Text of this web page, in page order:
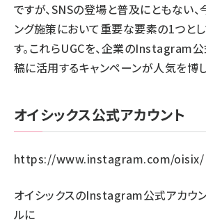
ですが、SNSの登場と普及にともない
ング施策において重要な要素の1つと
す。これらUGCを、企業のInstagram
稿に活用するキャンペーンが人気を博し
オイシックス公式アカウント
https://www.instagram.com/oisix/
オイシックスのInstagram公式アカウン
ルに